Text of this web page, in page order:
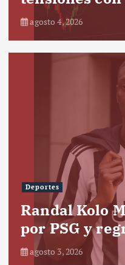
agosto 4, 2026
Deportes
Randal Kolo
por PSG y
agosto 3, 2026